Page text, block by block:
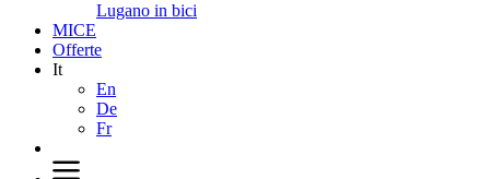
Lugano in bici
MICE
Offerte
It
En
De
Fr